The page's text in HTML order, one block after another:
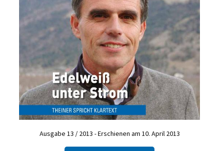
Ausgabe 13 / 2013 - Erschienen am 10. April 2013